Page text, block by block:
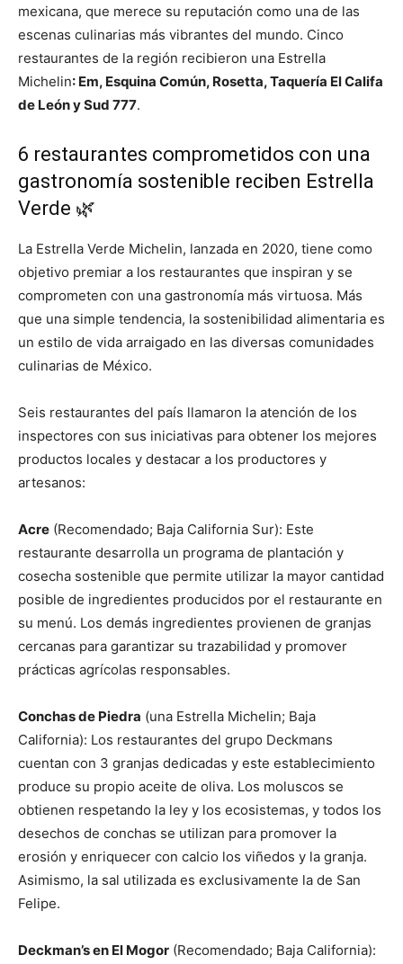
mexicana, que merece su reputación como una de las
escenas culinarias más vibrantes del mundo. Cinco
restaurantes de la región recibieron una Estrella
Michelin: Em, Esquina Común, Rosetta, Taquería El Califa
de León y Sud 777.
6 restaurantes comprometidos con una
gastronomía sostenible reciben Estrella
Verde 🌿
La Estrella Verde Michelin, lanzada en 2020, tiene como
objetivo premiar a los restaurantes que inspiran y se
comprometen con una gastronomía más virtuosa. Más
que una simple tendencia, la sostenibilidad alimentaria es
un estilo de vida arraigado en las diversas comunidades
culinarias de México.
Seis restaurantes del país llamaron la atención de los
inspectores con sus iniciativas para obtener los mejores
productos locales y destacar a los productores y
artesanos:
Acre (Recomendado; Baja California Sur): Este
restaurante desarrolla un programa de plantación y
cosecha sostenible que permite utilizar la mayor cantidad
posible de ingredientes producidos por el restaurante en
su menú. Los demás ingredientes provienen de granjas
cercanas para garantizar su trazabilidad y promover
prácticas agrícolas responsables.
Conchas de Piedra (una Estrella Michelin; Baja
California): Los restaurantes del grupo Deckmans
cuentan con 3 granjas dedicadas y este establecimiento
produce su propio aceite de oliva. Los moluscos se
obtienen respetando la ley y los ecosistemas, y todos los
desechos de conchas se utilizan para promover la
erosión y enriquecer con calcio los viñedos y la granja.
Asimismo, la sal utilizada es exclusivamente la de San
Felipe.
Deckman’s en El Mogor (Recomendado; Baja California):